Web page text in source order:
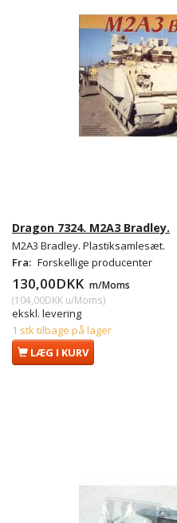
Dragon 7324. M2A3 Bradley.
M2A3 Bradley. Plastiksamlesæt.
Fra: Forskellige producenter
130,00DKK m/Moms
(104,00DKK u/Moms)
ekskl. levering
1 stk tilbage på lager
LÆG I KURV